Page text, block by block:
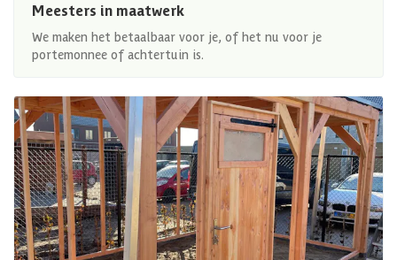
Meesters in maatwerk
We maken het betaalbaar voor je, of het nu voor je
portemonnee of achtertuin is.